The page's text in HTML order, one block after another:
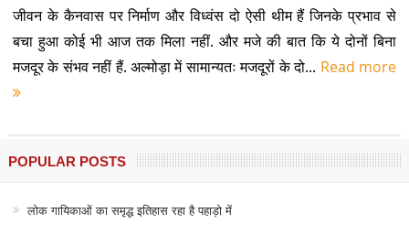
जीवन के कैनवास पर निर्माण और विध्वंस दो ऐसी थीम हैं जिनके प्रभाव से
बचा हुआ कोई भी आज तक मिला नहीं. और मजे की बात कि ये दोनों बिना
मजदूर के संभव नहीं हैं. अल्मोड़ा में सामान्यतः मजदूरों के दो... Read more
POPULAR POSTS
लोक गायिकाओं का समृद्ध इतिहास रहा है पहाड़ो में